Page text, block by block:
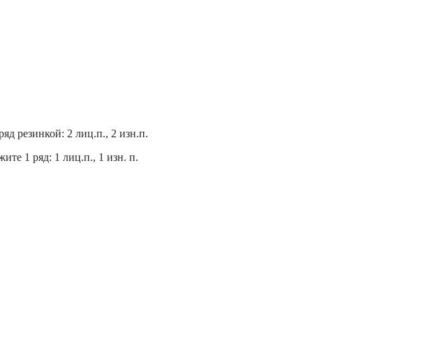
резинкой: 2 лиц.п., 2 изн.п.
1 ряд: 1 лиц.п., 1 изн. п.